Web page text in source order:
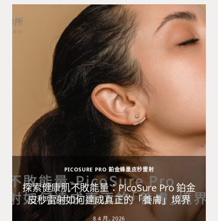
PICOSURE PRO 鉑金蜂巢皮秒雷射
探索健康肌不敗能量：PicoSure Pro 鉑金
皮秒雷射如何達成真正的「養膚」境界
8 4 月, 2026